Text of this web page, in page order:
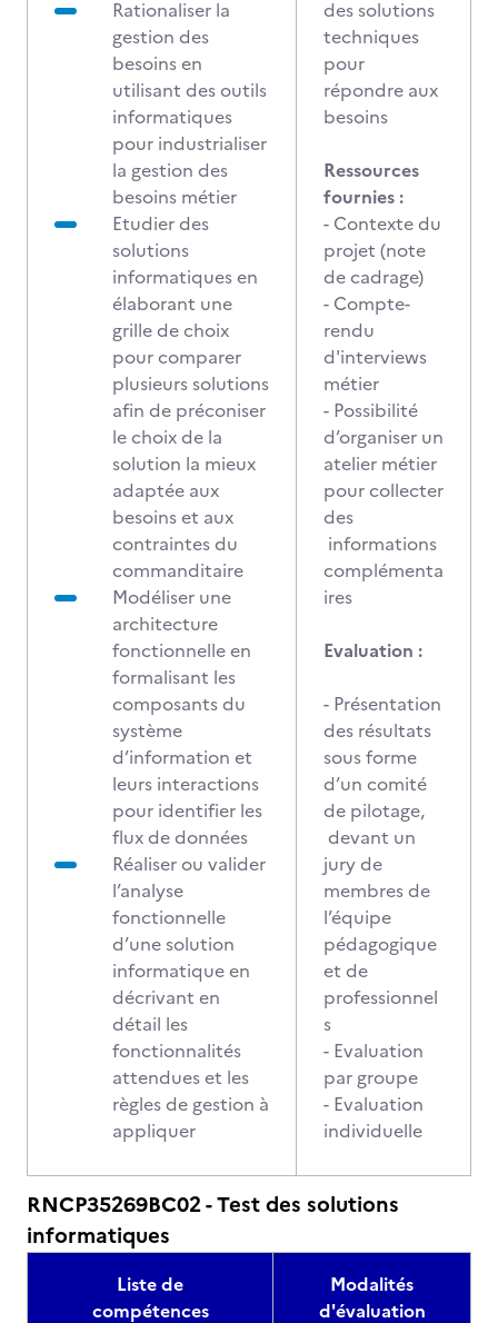
Rationaliser la
gestion des
besoins en
utilisant des outils
informatiques
pour industrialiser
la gestion des
besoins métier
Etudier des
solutions
informatiques en
élaborant une
grille de choix
pour comparer
plusieurs solutions
afin de préconiser
le choix de la
solution la mieux
adaptée aux
besoins et aux
contraintes du
commanditaire
Modéliser une
architecture
fonctionnelle en
formalisant les
composants du
système
d’information et
leurs interactions
pour identifier les
flux de données
Réaliser ou valider
l’analyse
fonctionnelle
d’une solution
informatique en
décrivant en
détail les
fonctionnalités
attendues et les
règles de gestion à
appliquer
des solutions
techniques
pour
répondre aux
besoins
Ressources
fournies :
- Contexte du
projet (note
de cadrage)
- Compte-
rendu
d'interviews
métier
- Possibilité
d’organiser un
atelier métier
pour collecter
des
informations
complémenta
ires
Evaluation :
- Présentation
des résultats
sous forme
d’un comité
de pilotage,
devant un
jury de
membres de
l’équipe
pédagogique
et de
professionnel
s
- Evaluation
par groupe
- Evaluation
individuelle
RNCP35269BC02 - Test des solutions
informatiques
Liste de
compétences
Modalités
d'évaluation